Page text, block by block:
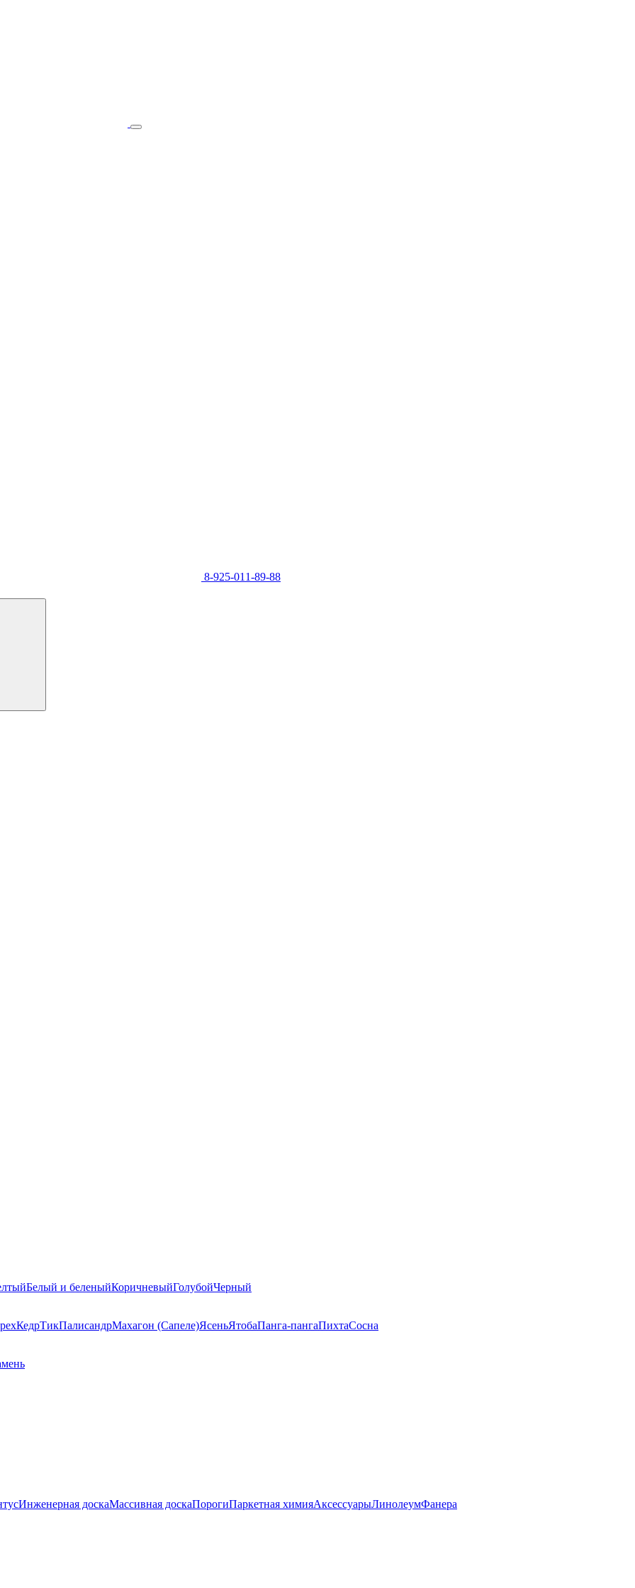
8-925-011-89-88
Белый и беленыйКоричневыйГолубойЧерный
КедрТикПалисандрМахагон (Сапеле)ЯсеньЯтобаПанга-пангаПихтаСосна
Инженерная доскаМассивная доскаПорогиПаркетная химияАксессуарыЛинолеумФанера